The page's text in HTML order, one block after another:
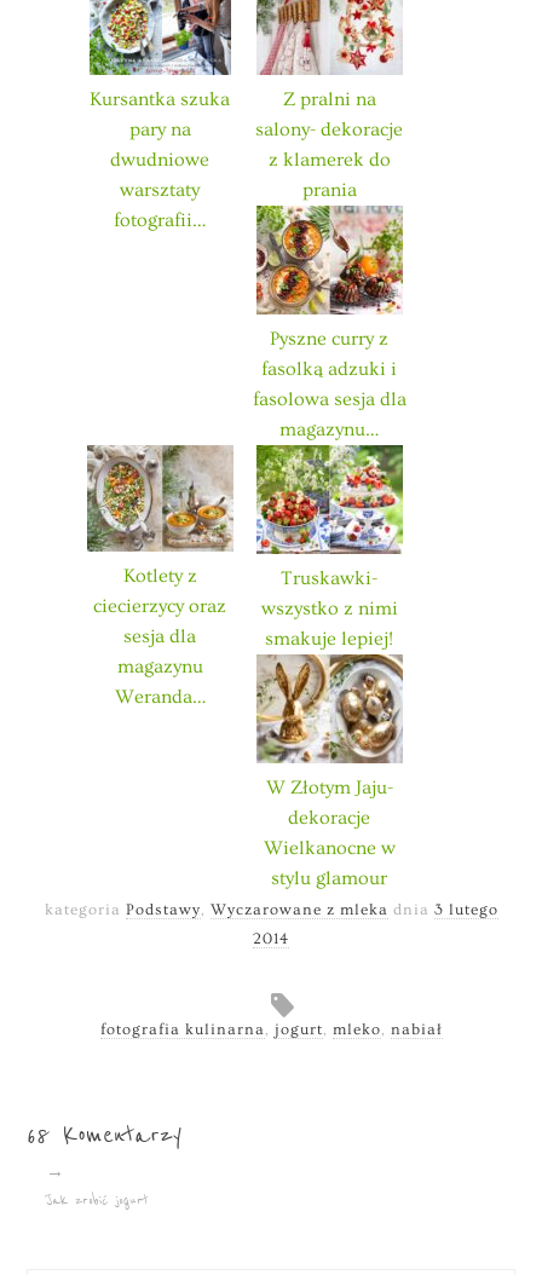
Kursantka szuka
pary na
dwudniowe
warsztaty
fotografii…
Z pralni na
salony- dekoracje
z klamerek do
prania
Pyszne curry z
fasolką adzuki i
fasolowa sesja dla
magazynu…
Kotlety z
ciecierzycy oraz
sesja dla
magazynu
Weranda…
Truskawki-
wszystko z nimi
smakuje lepiej!
W Złotym Jaju-
dekoracje
Wielkanocne w
stylu glamour
kategoria Podstawy, Wyczarowane z mleka dnia 3 lutego
2014
fotografia kulinarna, jogurt, mleko, nabiał
68 Komentarzy
→
Jak zrobić jogurt